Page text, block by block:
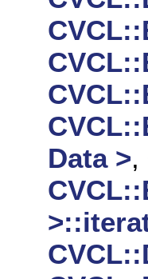
Data >,